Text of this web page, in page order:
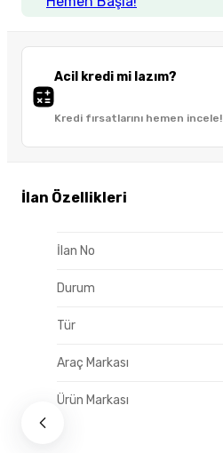
Acil kredi mi lazım?
Kredi fırsatlarını hemen incele!
İlan Özellikleri
İlan No
Durum
Tür
Araç Markası
Ürün Markası